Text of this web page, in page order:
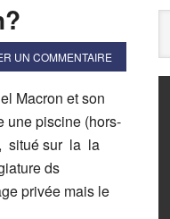
UN COMMENTAIRE
Macron et son
une piscine (hors-
situé sur la la
ds
privée mais le